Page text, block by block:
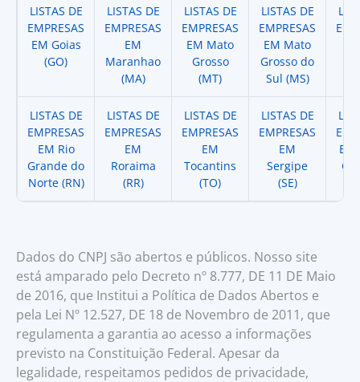
LISTAS DE
EMPRESAS
EM Goias
(GO)
LISTAS DE
EMPRESAS
EM
Maranhao
(MA)
LISTAS DE
EMPRESAS
EM Mato
Grosso
(MT)
LISTAS DE
EMPRESAS
EM Mato
Grosso do
Sul (MS)
LISTAS DE
EMPRESAS
EM Rio
Grande do
Norte (RN)
LISTAS DE
EMPRESAS
EM
Roraima
(RR)
LISTAS DE
EMPRESAS
EM
Tocantins
(TO)
LISTAS DE
EMPRESAS
EM
Sergipe
(SE)
EM
Dados do CNPJ são abertos e públicos. Nosso site
está amparado pelo Decreto nº 8.777, DE 11 DE Maio
de 2016, que Institui a Política de Dados Abertos e
pela Lei Nº 12.527, DE 18 de Novembro de 2011, que
regulamenta a garantia ao acesso a informações
previsto na Constituição Federal. Apesar da
legalidade, respeitamos pedidos de privacidade,